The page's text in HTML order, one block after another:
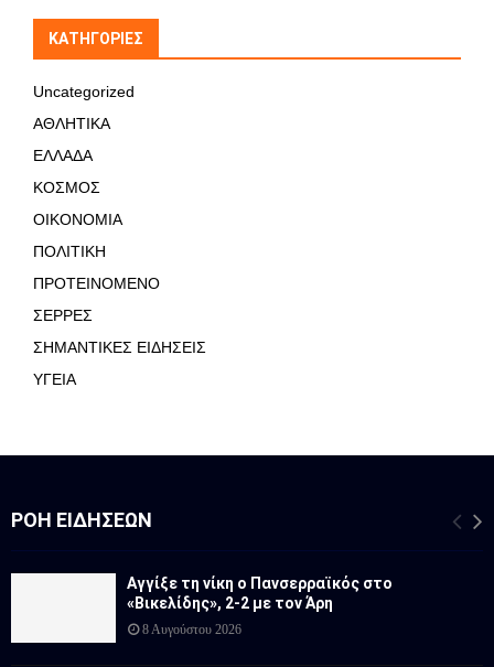
KΑΤΗΓΟΡΊΕΣ
Uncategorized
ΑΘΛΗΤΙΚΑ
ΕΛΛΑΔΑ
ΚΟΣΜΟΣ
ΟΙΚΟΝΟΜΙΑ
ΠΟΛΙΤΙΚΗ
ΠΡΟΤΕΙΝΟΜΕΝΟ
ΣΕΡΡΕΣ
ΣΗΜΑΝΤΙΚΕΣ ΕΙΔΗΣΕΙΣ
ΥΓΕΙΑ
ΡΟΉ ΕΙΔΉΣΕΩΝ
Αγγίξε τη νίκη ο Πανσερραϊκός στο
«Βικελίδης», 2-2 με τον Άρη
8 Αυγούστου 2026